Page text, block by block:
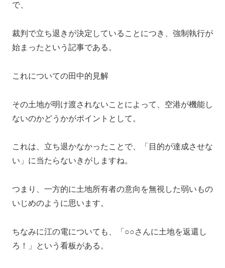
で、
裁判で立ち退きが決定していることにつき、強制執行が
始まったという記事である。
これについての田中的見解
その土地が明け渡されないことによって、空港が機能し
ないのかどうかがポイントとして。
これは、立ち退かなかったことで、「目的が達成させな
い」に当たらないきがしますね。
つまり、一方的に土地所有者の意向を無視した弱いもの
いじめのように思います。
ちなみに江の電についても、「○○さんに土地を返還し
ろ！」という看板がある。